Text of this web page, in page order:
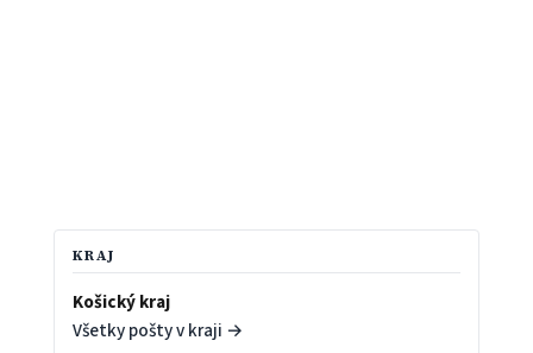
KRAJ
Košický kraj
Všetky pošty v kraji →